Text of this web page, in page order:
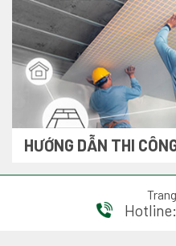
HƯỚNG DẪN THI
Hotline: